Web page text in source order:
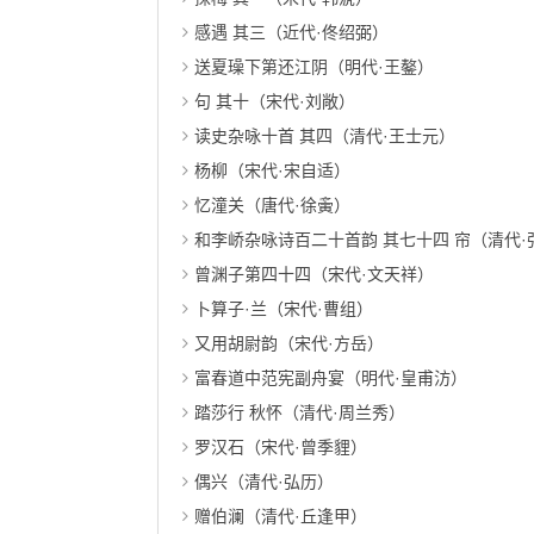
感遇 其三（近代·佟绍弼）
送夏璪下第还江阴（明代·王鏊）
句 其十（宋代·刘敞）
读史杂咏十首 其四（清代·王士元）
杨柳（宋代·宋自适）
忆潼关（唐代·徐夤）
和李峤杂咏诗百二十首韵 其七十四 帘（清代·
曾渊子第四十四（宋代·文天祥）
卜算子·兰（宋代·曹组）
又用胡尉韵（宋代·方岳）
富春道中范宪副舟宴（明代·皇甫汸）
踏莎行 秋怀（清代·周兰秀）
罗汉石（宋代·曾季貍）
偶兴（清代·弘历）
赠伯澜（清代·丘逢甲）